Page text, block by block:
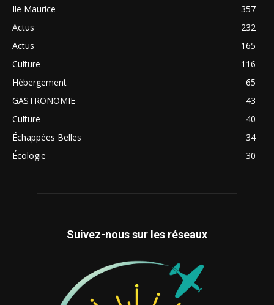
Ile Maurice
357
Actus
232
Actus
165
Culture
116
Hébergement
65
GASTRONOMIE
43
Culture
40
Échappées Belles
34
Écologie
30
Suivez-nous sur les réseaux